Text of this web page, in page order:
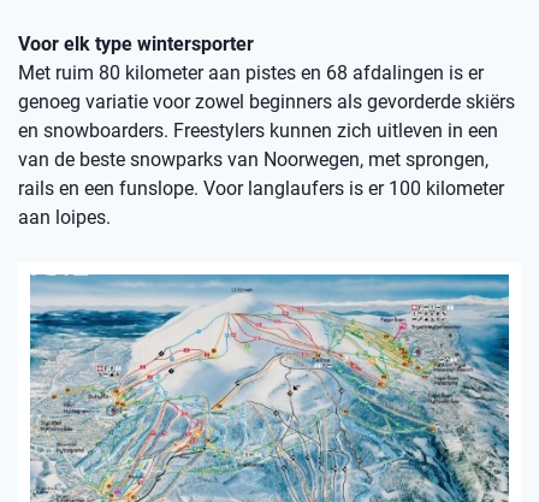
Voor elk type wintersporter
Met ruim 80 kilometer aan pistes en 68 afdalingen is er
genoeg variatie voor zowel beginners als gevorderde skiërs
en snowboarders. Freestylers kunnen zich uitleven in een
van de beste snowparks van Noorwegen, met sprongen,
rails en een funslope. Voor langlaufers is er 100 kilometer
aan loipes.